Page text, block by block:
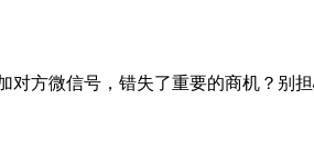
方微信号，错失了重要的商机？别